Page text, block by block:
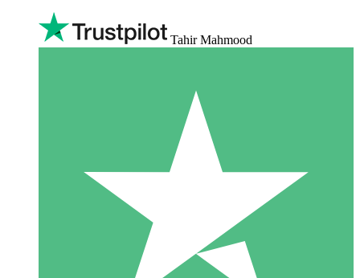
Tahir Mahmood